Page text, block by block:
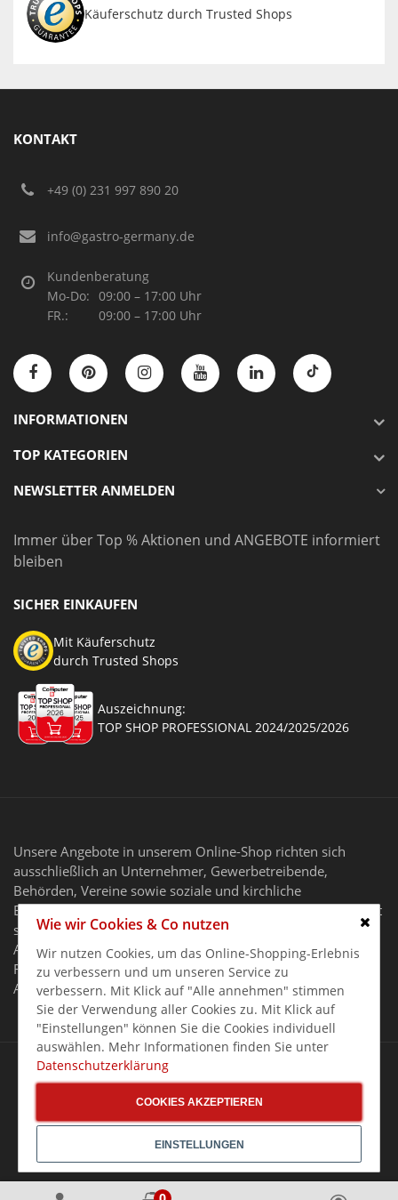
Käuferschutz durch Trusted Shops
KONTAKT
+49 (0) 231 997 890 20
info@gastro-germany.de
Kundenberatung
Mo-Do: 09:00 – 17:00 Uhr
FR.:
09:00 – 17:00 Uhr
INFORMATIONEN
TOP KATEGORIEN
NEWSLETTER ANMELDEN
Immer über Top % Aktionen und ANGEBOTE informiert
bleiben
SICHER EINKAUFEN
Mit Käuferschutz
durch Trusted Shops
Auszeichnung:
TOP SHOP PROFESSIONAL 2024/2025/2026
Unsere Angebote in unserem Online-Shop richten sich
ausschließlich an Unternehmer, Gewerbetreibende,
Behörden, Vereine sowie soziale und kirchliche
Einrichtungen im Sinne des § 14 BGB. Unser Angebot richtet
sich nicht an Verbraucher.
Alle Preise gelten zzgl. MwSt. und zzgl. Versandkosten. Alle
Rechte, Irrtümer und Preisänderungen vorbehalten. Alle
Angebote nur solange der Vorrat reicht.
Copyright 2026 Gastro Germany GASTRO-ONLINESHOP
Wie wir Cookies & Co nutzen
Wir nutzen Cookies, um das Online-Shopping-Erlebnis
zu verbessern und um unseren Service zu
verbessern. Mit Klick auf "Alle annehmen" stimmen
Sie der Verwendung aller Cookies zu. Mit Klick auf
"Einstellungen" können Sie die Cookies individuell
auswählen. Mehr Informationen finden Sie unter
Datenschutzerklärung
COOKIES AKZEPTIEREN
EINSTELLUNGEN